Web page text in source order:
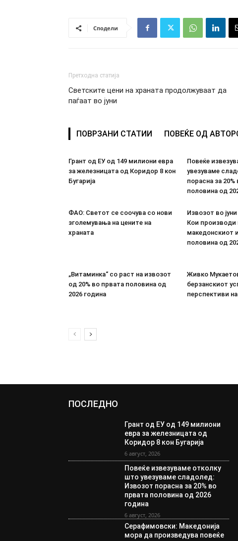
Сподели
Претходна статија
Светските цени на храната продолжуваат да
паѓаат во јуни
ПОВРЗАНИ СТАТИИ ПОВЕЌЕ ОД
Грант од ЕУ од 149 милиони евра
за железницата од Коридор 8 кон
Бугарија
Повеќе
увезуваме
порасна за
половина од
ФАО: Светот се соочува со нови
зголемувања на цените на
храната
Извозот во
Кои производи
македонскиот
половина од
„Витаминка“ со раст на извозот
од 20% во првата половина од
2026 година
Живко
берзанскиот
перспективи
ПОСЛЕДНО
Грант од ЕУ од 149 милиони
евра за железницата од
Коридор 8 кон Бугарија
6 август, 2026
Повеќе извезуваме отколку
што увезуваме сладолед:
Извозот порасна за 20% во
првата половина од 2026
година
6 август, 2026
Серафимовски: Македонија
мора да произведува повеќе